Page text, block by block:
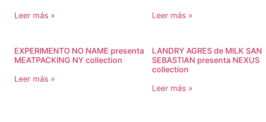
Leer más »
Leer más »
EXPERIMENTO NO NAME presenta
MEATPACKING NY collection
Leer más »
LANDRY AGRES de MILK SAN
SEBASTIAN presenta NEXUS
collection
Leer más »